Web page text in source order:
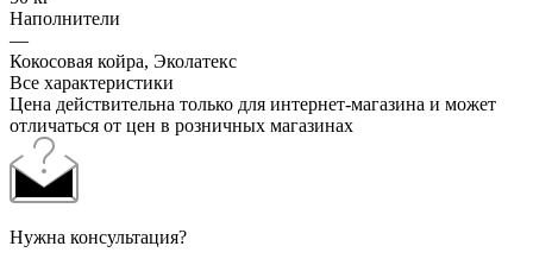
Наполнители
—
Кокосовая койра, Эколатекс
Все характеристики
Цена действительна только для интернет-магазина и может
отличаться от цен в розничных магазинах
Нужна консультация?